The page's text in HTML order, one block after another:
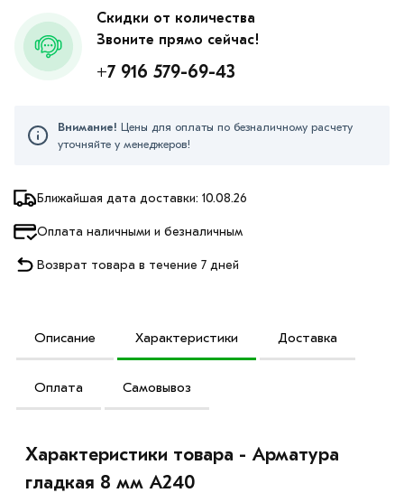
Ближайшая дата доставки: 10.08.26
Оплата наличными и безналичным
Возврат товара в течение 7 дней
Скидки от количества
Звоните прямо сейчас!
+7 916 579-69-43
Внимание! Цены для оплаты по безналичному расчету
уточняйте у менеджеров!
Описание Характеристики Доставка
Оплата Самовывоз
Характеристики товара - Арматура
гладкая 8 мм A240